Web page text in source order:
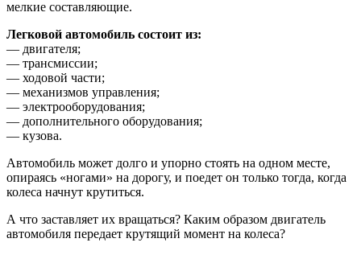
мелкие составляющие.
Легковой автомобиль состоит из:
— двигателя;
— трансмиссии;
— ходовой части;
— механизмов управления;
— электрооборудования;
— дополнительного оборудования;
— кузова.
Автомобиль может долго и упорно стоять на одном месте,
опираясь «ногами» на дорогу, и поедет он только тогда, когда
колеса начнут крутиться.
А что заставляет их вращаться? Каким образом двигатель
автомобиля передает крутящий момент на колеса?